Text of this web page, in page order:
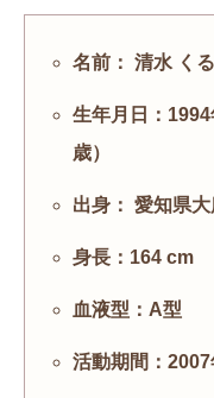
名前： 清水 く
生年月日：
歳）
出身： 愛知県
身長：164 cm
血液型：A型
活動期間：2007